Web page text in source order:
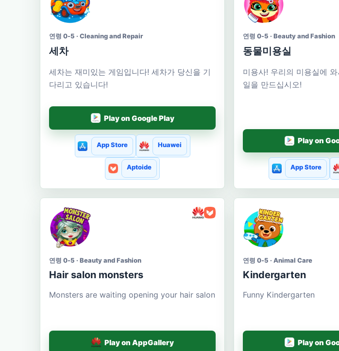
연령 0-5 · Cleaning and Repair
세차
세차는 재미있는 게임입니다! 세차가 당신을 기
다리고 있습니다!
Play on Google Play
App Store Huawei
Aptoide
연령 0-5 · Beauty and Fashion
동물미용실
미용사! 우리의 미용실에
일을 만드십시오!
Play on
App Store
연령 0-5 · Beauty and Fashion
Hair salon monsters
Monsters are waiting opening your hair salon
Play on AppGallery
연령 0-5 · Animal Care
Kindergarten
Funny Kindergarten
Play on